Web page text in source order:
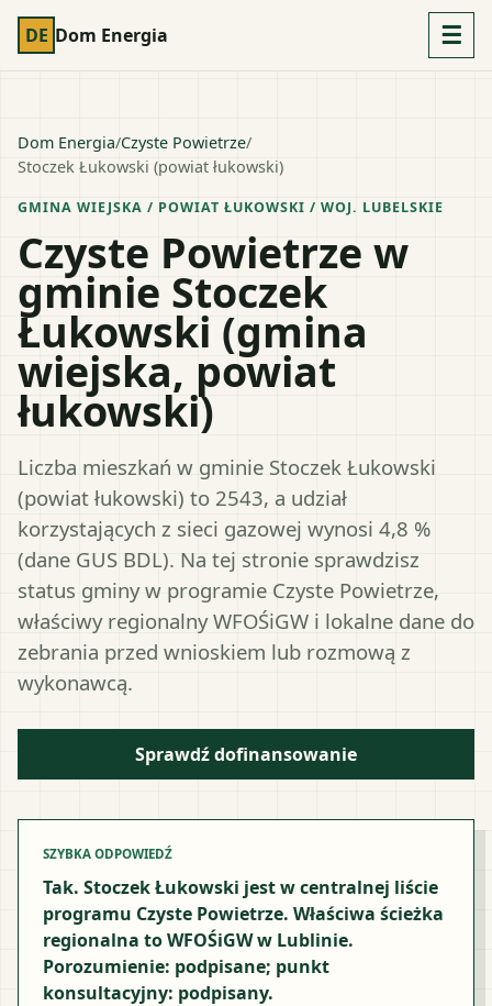
DE Dom Energia ☰
Dom Energia/Czyste Powietrze/
Stoczek Łukowski (powiat łukowski)
GMINA WIEJSKA / POWIAT ŁUKOWSKI / WOJ. LUBELSKIE
Czyste Powietrze w
gminie Stoczek
Łukowski (gmina
wiejska, powiat
łukowski)
Liczba mieszkań w gminie Stoczek Łukowski
(powiat łukowski) to 2543, a udział
korzystających z sieci gazowej wynosi 4,8 %
(dane GUS BDL). Na tej stronie sprawdzisz
status gminy w programie Czyste Powietrze,
właściwy regionalny WFOŚiGW i lokalne dane do
zebrania przed wnioskiem lub rozmową z
wykonawcą.
Sprawdź dofinansowanie
SZYBKA ODPOWIEDŹ
Tak. Stoczek Łukowski jest w centralnej liście
programu Czyste Powietrze. Właściwa ścieżka
regionalna to WFOŚiGW w Lublinie.
Porozumienie: podpisane; punkt
konsultacyjny: podpisany.